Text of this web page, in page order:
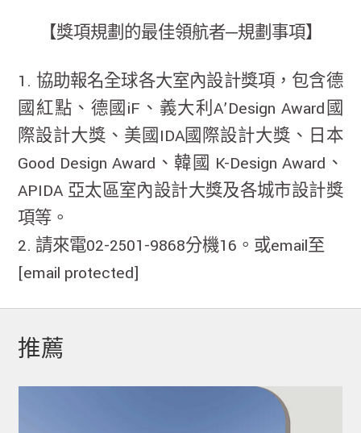
【獎項規劃的最佳領航者─規劃事項】
1. 協助報名全球各大室內設計獎項，包含德
國紅點、德國iF、義大利A’Design Award國
際設計大獎、美國IDA國際設計大獎、日本
Good Design Award、韓國 K-Design Award、
APIDA 亞太區室內設計大獎及各城市設計獎
項等。
2. 請來電02-2501-9868分機16。或email至
[email protected]
推薦